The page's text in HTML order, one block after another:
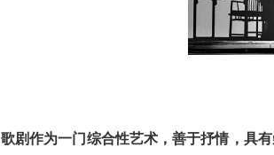
歌剧作为一门综合性艺术，善于抒情，具